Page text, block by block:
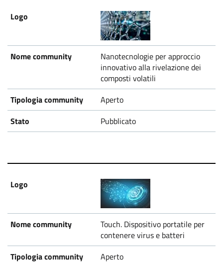
Nanotecnologie per approccio
innovativo alla rivelazione dei
composti volatili
Aperto
Pubblicato
Touch. Dispositivo portatile per
contenere virus e batteri
Aperto